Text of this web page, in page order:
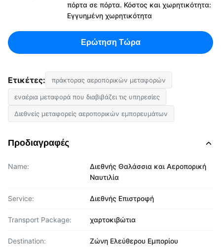
πόρτα σε πόρτα. Κόστος και χωρητικότητα:
Εγγυημένη χωρητικότητα
Ερώτηση Τώρα
Ετικέτες: πράκτορας αεροπορικών μεταφορών
εναέρια μεταφορά που διαβιβάζει τις υπηρεσίες
Διεθνείς μεταφορείς αεροπορικών εμπορευμάτων
Προδιαγραφές
Name:
Διεθνής Θαλάσσια και Αεροπορική
Ναυτιλία
Service: Διεθνής Επιστροφή
Transport Package: χαρτοκιβώτια
Destination: Ζώνη Ελεύθερου Εμπορίου